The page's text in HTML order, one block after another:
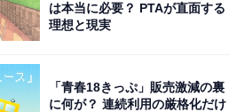
は本当に必要？ PTAが直面する
理想と現実
「青春18きっぷ」販売激減の裏
に何が？ 連続利用の厳格化だけ